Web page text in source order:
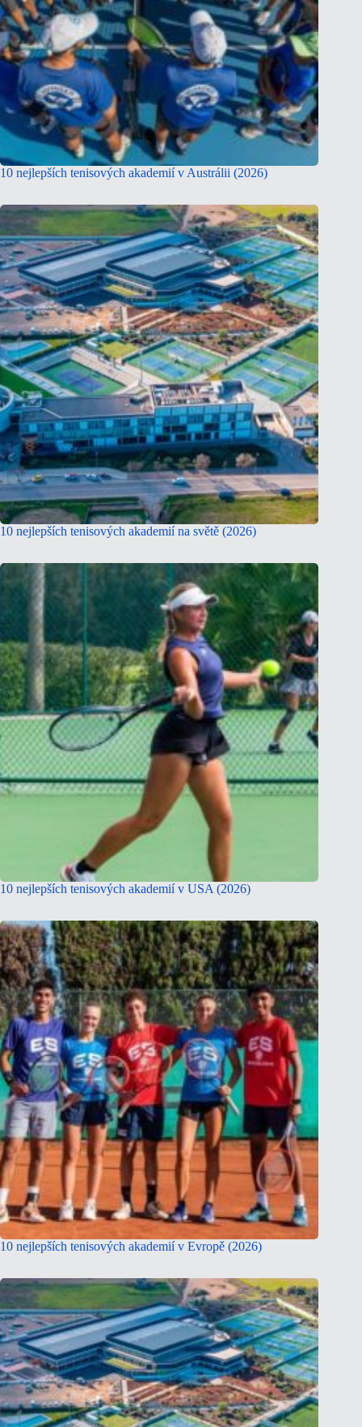
10 nejlepších tenisových akademií v Austrálii (2026)
10 nejlepších tenisových akademií na světě (2026)
10 nejlepších tenisových akademií v USA (2026)
10 nejlepších tenisových akademií v Evropě (2026)